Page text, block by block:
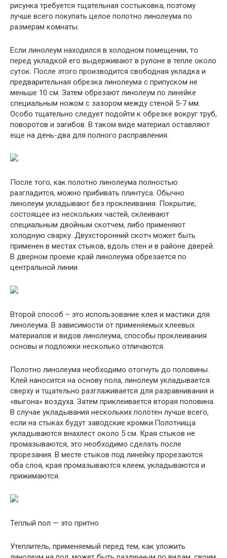
рисунка требуется тщательная состыковка, поэтому
лучше всего покупать целое полотно линолеума по
размерам комнаты.
Если линолеум находился в холодном помещении, то
перед укладкой его выдерживают в рулоне в тепле около
суток. После этого производится свободная укладка и
предварительная обрезка линолеума с припуском не
меньше 10 см. Затем обрезают линолеум по линейке
специальным ножом с зазором между стеной 5-7 мм.
Особо тщательно следует подойти к обрезке вокруг труб,
поворотов и загибов. В таком виде материал оставляют
еще на день-два для полного расправления.
После того, как полотно линолеума полностью
разгладится, можно прибивать плинтуса. Обычно
линолеум укладывают без проклеивания. Покрытие,
состоящее из нескольких частей, склеивают
специальным двойным скотчем, либо применяют
холодную сварку. Двухсторонний скотч может быть
применен в местах стыков, вдоль стен и в районе дверей.
В дверном проеме край линолеума обрезается по
центральной линии.
Второй способ – это использование клея и мастики для
линолеума. В зависимости от применяемых клеевых
материалов и видов линолеума, способы проклеивания
основы и подложки несколько отличаются.
Полотно линолеума необходимо отогнуть до половины.
Клей наносится на основу пола, линолеум укладывается
сверху и тщательно разглаживается для разравнивания и
«выгона» воздуха. Затем приклеивается вторая половина.
В случае укладывания нескольких полотен лучше всего,
если на стыках будут заводские кромки.Полотнища
укладываются внахлест около 5 см. Края стыков не
промазываются, это необходимо сделать после
прорезания. В месте стыков под линейку прорезаются
оба слоя, края промазываются клеем, укладываются и
прижимаются.
Теплый пол — это притно
Утеплитель, применяемый перед тем, как уложить